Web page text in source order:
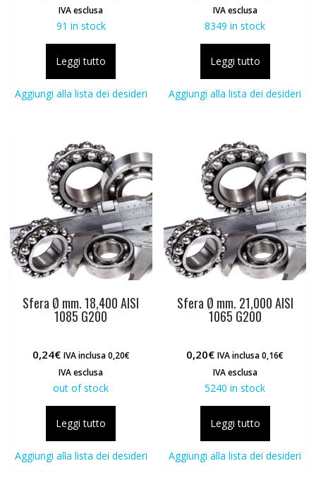
IVA esclusa
91 in stock
Leggi tutto
Aggiungi alla lista dei desideri
IVA esclusa
8349 in stock
Leggi tutto
Aggiungi alla lista dei desideri
Sfera Ø mm. 18,400 AISI
1085 G200
0,24€ IVA inclusa0,20€
IVA esclusa
out of stock
Leggi tutto
Aggiungi alla lista dei desideri
Sfera Ø mm. 21,000 AISI
1065 G200
0,20€ IVA inclusa0,16€
IVA esclusa
5240 in stock
Leggi tutto
Aggiungi alla lista dei desideri